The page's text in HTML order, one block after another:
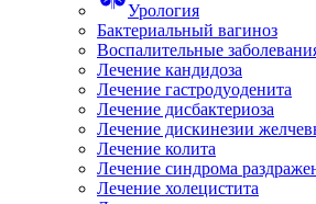
Урология
Бактериальный вагиноз
Воспалительные
Лечение кандидоза
Лечение гастродуоденита
Лечение дисбактериоза
Лечение дискинезии
Лечение колита
Лечение синдрома
Лечение холецистита